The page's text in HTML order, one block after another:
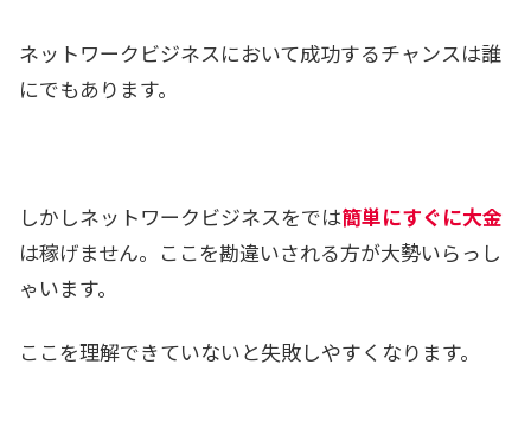
ネットワークビジネスにおいて成功するチャンスは誰
にでもあります。
しかしネットワークビジネスをでは簡単にすぐに大金
は稼げません。ここを勘違いされる方が大勢いらっし
ゃいます。
ここを理解できていないと失敗しやすくなります。